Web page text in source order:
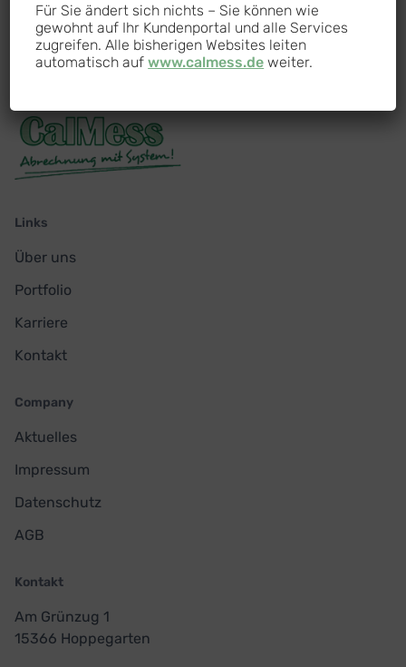
werden. Weitere Informationen finden Sie in
unsererDatenschutzerklärung.
Links
Über uns
Portfolio
Karriere
Kontakt
Company
Aktuelles
Impressum
Datenschutz
AGB
Kontakt
Am Grünzug 1
15366 Hoppegarten
Für Sie ändert sich nichts – Sie können wie
gewohnt auf Ihr Kundenportal und alle Services
zugreifen. Alle bisherigen Websites leiten
automatisch aufwww.calmess.de weiter.